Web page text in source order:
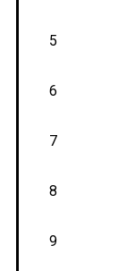
5
6
7
8
9